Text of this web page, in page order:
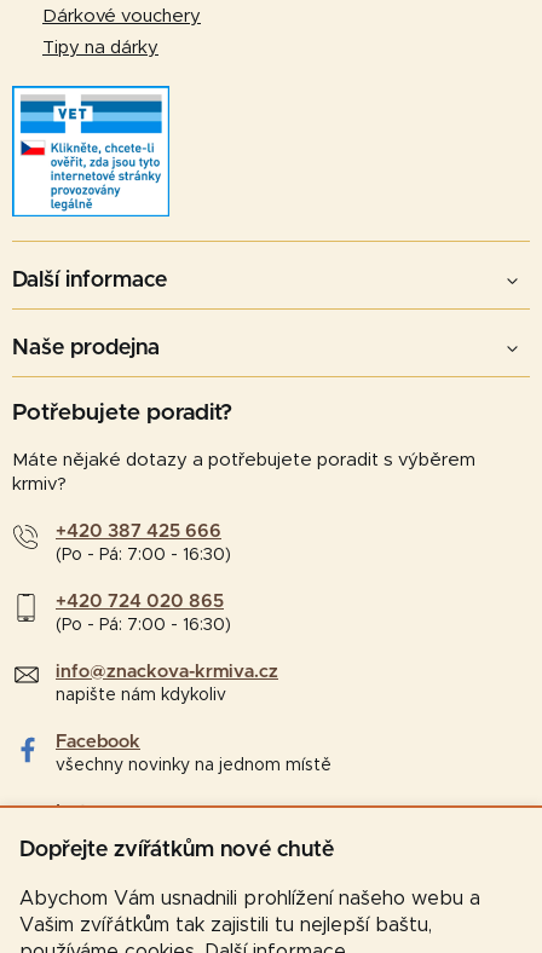
Dopřejte zvířátkům nové chutě
Abychom Vám usnadnili prohlížení našeho webu a
Vašim zvířátkům tak zajistili tu nejlepší baštu,
Dárkové vouchery
Tipy na dárky
Další informace
Naše prodejna
Potřebujete poradit?
Máte nějaké dotazy a potřebujete poradit s výběrem
krmiv?
+420 387 425 666
(Po - Pá: 7:00 - 16:30)
+420 724 020 865
(Po - Pá: 7:00 - 16:30)
info@znackova-krmiva.cz
napište nám kdykoliv
Facebook
všechny novinky na jednom místě
Instagram
tipy a zajímavosti pro chovatele